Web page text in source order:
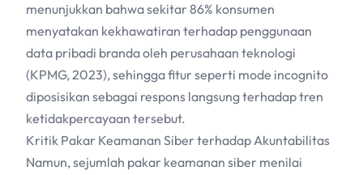
menunjukkan bahwa sekitar 86% konsumen
menyatakan kekhawatiran terhadap penggunaan
data pribadi branda oleh perusahaan teknologi
(KPMG, 2023), sehingga fitur seperti mode incognito
diposisikan sebagai respons langsung terhadap tren
ketidakpercayaan tersebut.
Kritik Pakar Keamanan Siber terhadap Akuntabilitas
Namun, sejumlah pakar keamanan siber menilai